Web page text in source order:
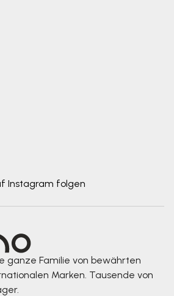
Instagram folgen
ganze Familie von bewährten
Marken. Tausende von